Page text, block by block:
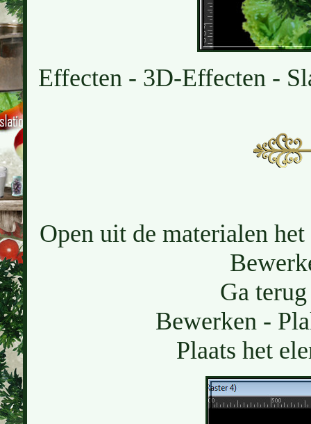
Effecten - 3D-Effecten -
Open uit de materialen
Ga
Bewerken -
Plaats het